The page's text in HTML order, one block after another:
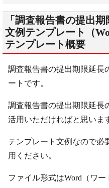
「調査報告書の提出
文例テンプレート（
テンプレート概要
調査報告書の提出期限延長
ートです。
調査報告書の提出期限延長
活用いただければと思いま
テンプレート文例なので必
用ください。
ファイル形式はWord（ワー